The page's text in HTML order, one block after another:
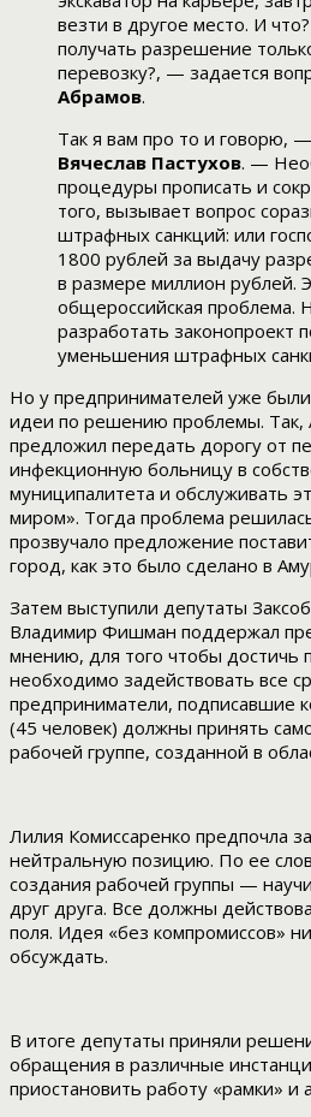
везти в другое место. И
получать разрешение
перевозку?, — задается
Абрамов.
Так я вам про то и говорю,
Вячеслав Пастухов. —
процедуры прописать и
того, вызывает вопрос
штрафных санкций: или
1800 рублей за выдачу
в размере миллион рублей.
общероссийская проблема.
разработать законопроект
уменьшения штрафных
Но у предпринимателей уже
идеи по решению проблемы. Так,
предложил передать дорогу от
инфекционную больницу в
муниципалитета и обслуживать
миром». Тогда проблема
прозвучало предложение
город, как это было сделано в
Затем выступили депутаты
Владимир Фишман поддержал
мнению, для того чтобы достичь
необходимо задействовать все
предприниматели, подписавшие
(45 человек) должны принять
рабочей группе, созданной в
Лилия Комиссаренко предпочла
нейтральную позицию. По ее
создания рабочей группы —
друг друга. Все должны
поля. Идея «без компромиссов»
обсуждать.
В итоге депутаты приняли
обращения в различные
приостановить работу «рамки»